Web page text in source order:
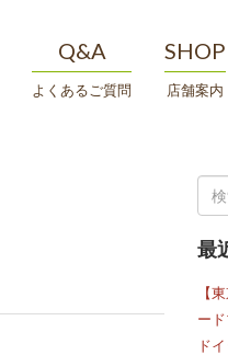
Q&A
よくあるご質問
SHOP
店舗案内
索:
最
【
ー
ド